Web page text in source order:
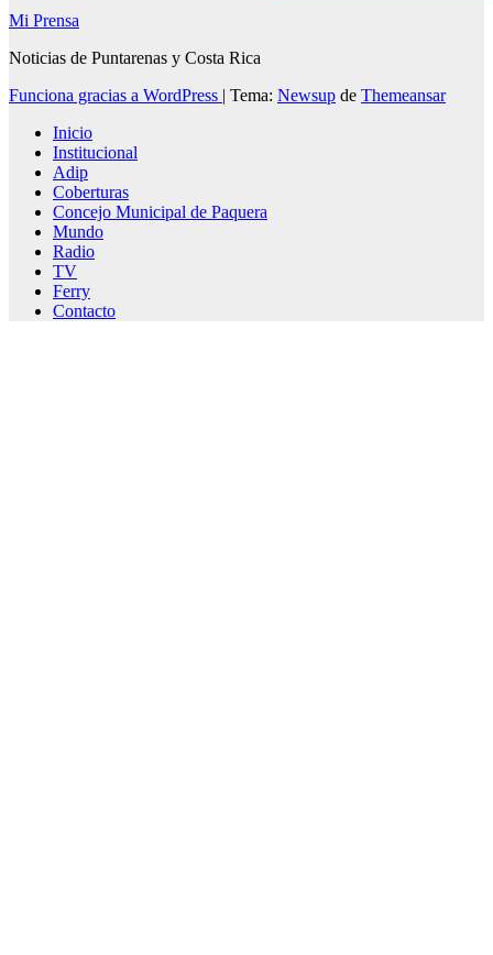
Mi Prensa
Noticias de Puntarenas y Costa Rica
Funciona gracias a WordPress | Tema: Newsup de Themeansar
Inicio
Institucional
Adip
Coberturas
Concejo Municipal de Paquera
Mundo
Radio
TV
Ferry
Contacto